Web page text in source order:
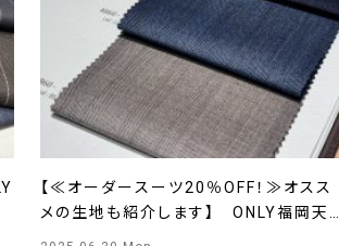
【≪オーダースーツ20％OFF！≫オスス
メの生地も紹介します】 ONLY福岡天神